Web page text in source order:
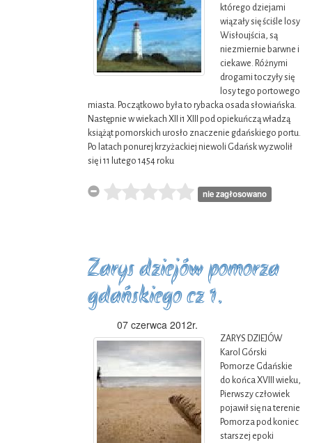
którego dziejami
wiązały się ściśle losy
Wisłoujścia, są
niezmiernie barwne i
ciekawe. Różnymi
drogami toczyły się
losy tego portowego
miasta. Początkowo była to rybacka osada słowiańska.
Następnie w wiekach XII i1 XIII pod opiekuńczą władzą
książąt pomorskich urosło znaczenie gdańskiego portu.
Po latach ponurej krzyżackiej niewoli Gdańsk wyzwolił
się i 11 lutego 1454 roku
nie zagłosowano
Zarys dziejów pomorza
gdańskiego cz 1.
07 czerwca 2012r.
ZARYS DZIEJÓW
Karol Górski
Pomorze Gdańskie
do końca XVIII wieku,
Pierwszy człowiek
pojawił się na terenie
Pomorza pod koniec
starszej epoki